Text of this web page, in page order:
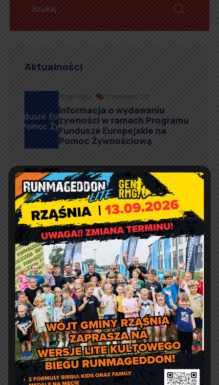
Aktualności
Artur Ruka Comment off
Informacja o wydawaniu
żywności w ramach Programu
Fundusze Europejskie na
Pomoc Żywnościową
Artur Ruka Comment off
Zmieniamy termin
Runmageddon LITE!
Artur Ruka Comment off
Filmowe Lato z Gminą Rząśnia.
Co obejrzeć?
Kontakt
Urząd Gminy w Rząśni
ul. 1 Maja 37
98 – 332 Rząśnia